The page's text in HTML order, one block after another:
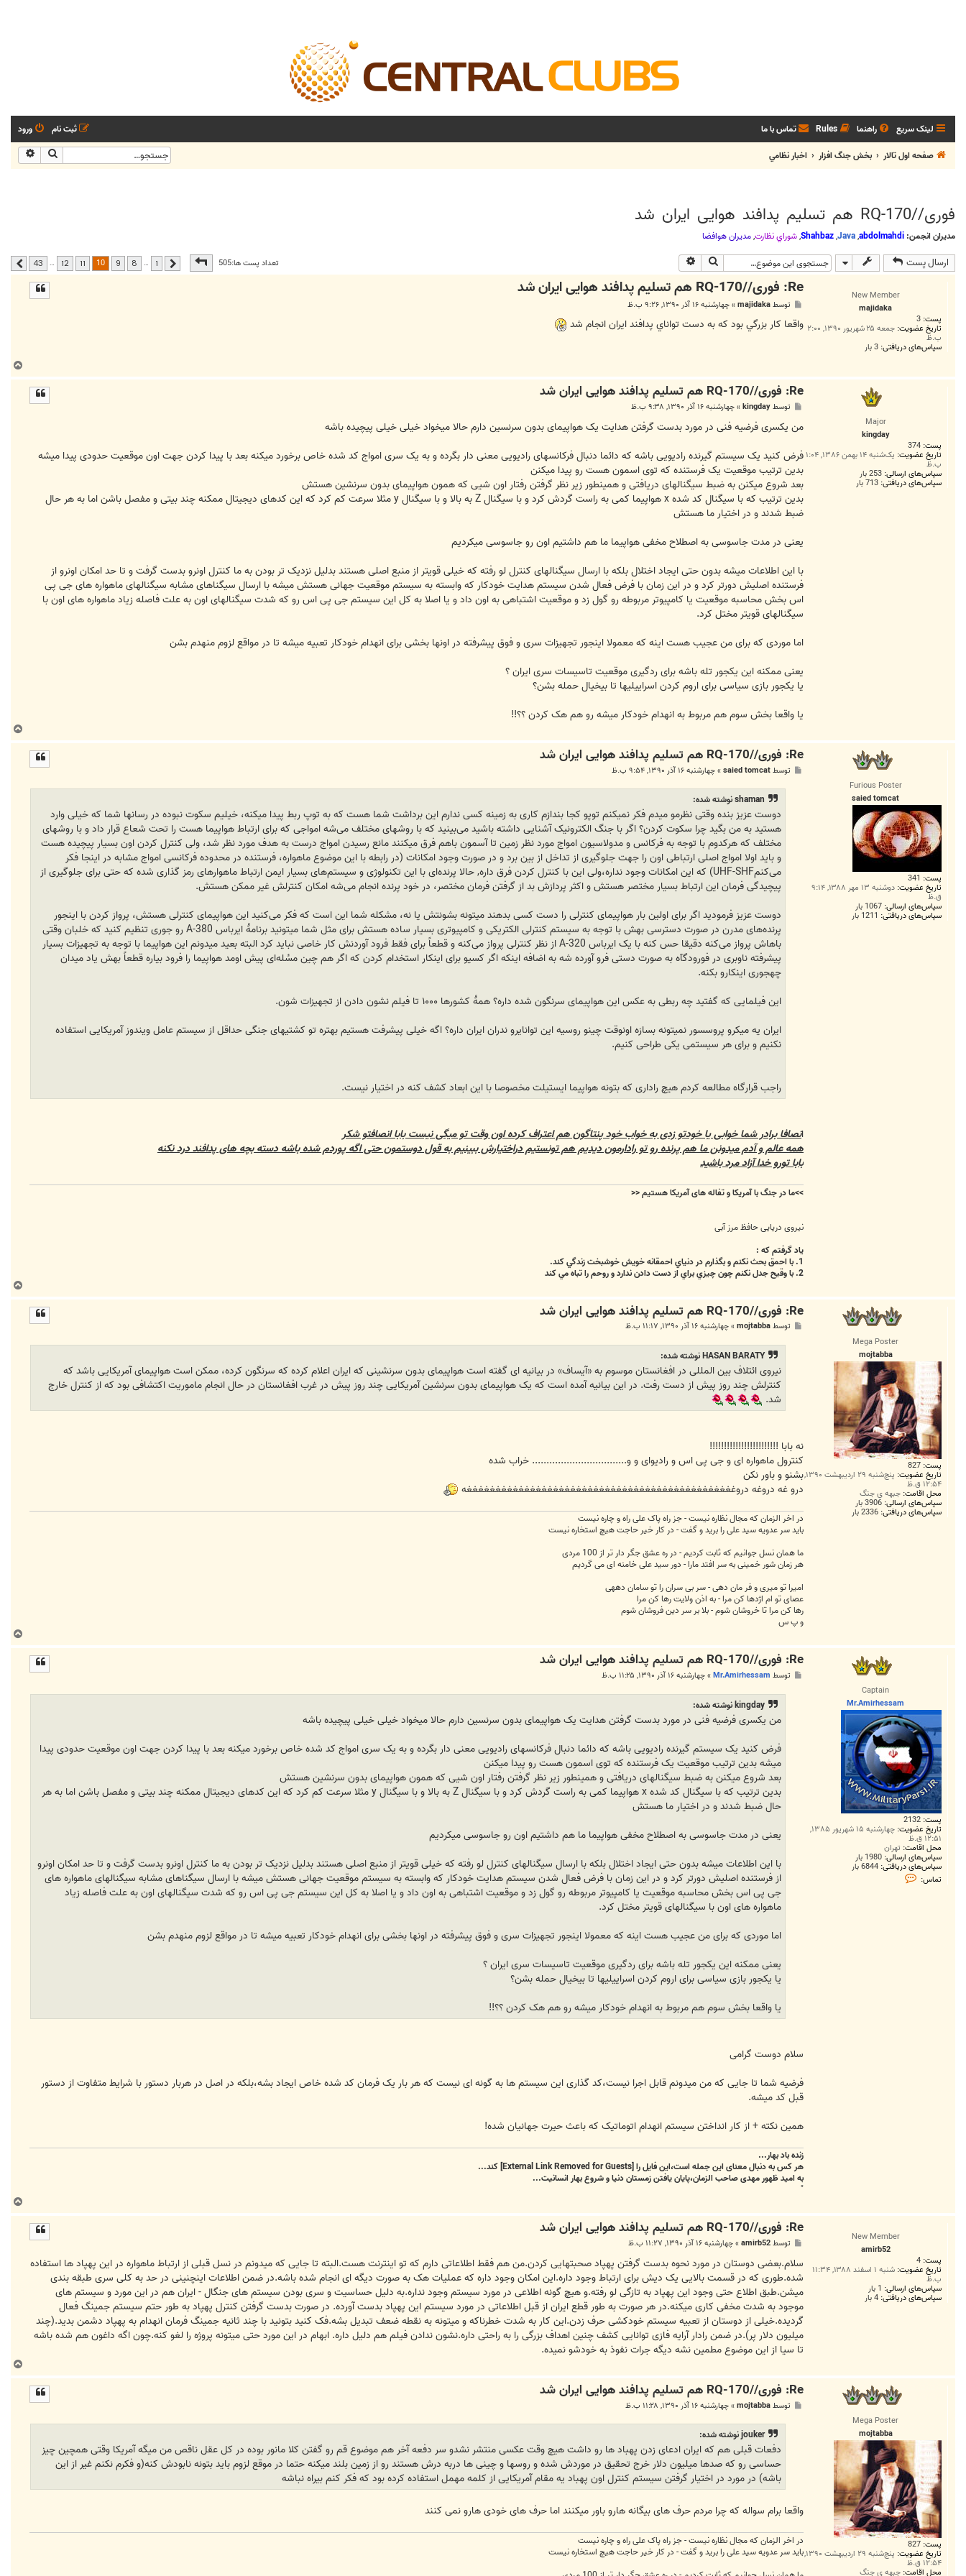
لینک سریع راهنما Rules تماس با ما ورود
ثبت نام
صفحه اول تالار
بخش جنگ افزار اخبار نظامي جستجو
فوری//RQ-170 هم تسلیم پدافند هوایی ایران شد
مدیران انجمن: abdolmahdi
,
Java
,
Shahbaz
,شوراي نظارت,مديران هوافضا
ارسال پست جستجو تعداد پست ها:505صفحه10 از43 قبلی 1
…
8
9
10
11
12
…
43 بعدی
New Member
majidaka
پست: 3
تاریخ عضویت: جمعه ۲۵ شهریور ۱۳۹۰, ۲:۰۰
ب.ظ
سپاس‌های دریافتی: 3 بار
Re: فوری//RQ-170 هم تسلیم پدافند هوایی ایران شد
ت
توسطmajidaka
»چهارشنبه ۱۶ آذر ۱۳۹۰, ۹:۲۶ ب.ظ
واقعا كار بزرگي بود كه به دست تواناي پدافند ايران انجام شد
ا
Major
kingday
پست: 374
تاریخ عضویت: یک‌شنبه ۱۴ بهمن ۱۳۸۶, ۱:۰۴
ب.ظ
سپاس‌های ارسالی: 253 بار
سپاس‌های دریافتی: 713 بار
Re: فوری//RQ-170 هم تسلیم پدافند هوایی ایران شد
ت
توسطkingday
»چهارشنبه ۱۶ آذر ۱۳۹۰, ۹:۳۸ ب.ظ
من یکسری فرضیه فنی در مورد بدست گرفتن هدایت یک هواپیمای بدون سرنسین دارم حالا میخواد خیلی خیلی پیچیده باشه
فرض کنید یک سیستم گیرنده رادیویی باشه که دائما دنبال فرکانسهای رادیویی معنی دار بگرده و به یک سری امواج کد شده خاص برخورد میکنه بعد با پیدا کردن جهت اون موقعیت حدودی پیدا میشه
بدین ترتیب موقعیت یک فرستنده که توی اسمون هست رو پیدا میکنن
بعد شروع میکنن به ضبط سیگنالهای دریافتی و همینطور زیر نظر گرفتن رفتار اون شیی که همون هواپیمای بدون سرنشین هستش
بدین ترتیب که با سیگنال کد شده x هواپیما کمی به راست گردش کرد و با سیگنال Z به بالا و با سیگنال y مثلا سرعت کم کرد که این کدهای دیجیتال ممکنه چند بیتی و مفصل باشن اما به هر حال
ضبط شدند و در اختیار ما هستش
یعنی در مدت جاسوسی به اصطلاح مخفی هواپیما ما هم داشتیم اون رو جاسوسی میکردیم
با این اطلاعات میشه بدون حتی ایجاد اختلال بلکه با ارسال سیگنالهای کنترل لو رفته که خیلی قویتر از منبع اصلی هستند بدلیل نزدیک تر بودن به ما کنترل اونرو بدست گرفت و تا حد امکان اونرو از
فرستنده اصلیش دورتر کرد و در این زمان با فرض فعال شدن سیستم هدایت خودکار که وابسته به سیستم موقعیت جهانی هستش میشه با ارسال سیگناهای مشابه سیگنالهای ماهواره های جی پی
اس بخش محاسبه موقعیت یا کامپیوتر مربوطه رو گول زد و موقعیت اشتباهی به اون داد و یا اصلا به کل این سیستم جی پی اس رو که شدت سیگنالهای اون به علت فاصله زیاد ماهواره های اون با
سیگنالهای قویتر مختل کرد.
اما موردی که برای من عجیب هست اینه که معمولا اینجور تجهیزات سری و فوق پیشرفته در اونها بخشی برای انهدام خودکار تعبیه میشه تا در مواقع لزوم منهدم بشن
یعنی ممکنه این یکجور تله باشه برای ردگیری موقعیت تاسیسات سری ایران ؟
یا یکجور بازی سیاسی برای اروم کردن اسراییلیها تا بیخیال حمله بشن؟
یا واقعا بخش سوم هم مربوط به انهدام خودکار میشه رو هم هک کردن ؟؟!!
ا
Furious Poster
saied tomcat
پست: 341
تاریخ عضویت: دوشنبه ۱۳ مهر ۱۳۸۸, ۹:۱۴
ق.ظ
سپاس‌های ارسالی: 1067 بار
سپاس‌های دریافتی: 1211 بار
Re: فوری//RQ-170 هم تسلیم پدافند هوایی ایران شد
توسطsaied tomcat
»چهارشنبه ۱۶ آذر ۱۳۹۰, ۹:۵۴ ب.ظ
shaman نوشته شده:
دوست عزیز بنده وقتی‌ نظرمو میدم فکر نمیکنم توپو کجا بندازم کاری به زمینه کسی‌ ندارم این برداشت شما هست که به توپ ربط پیدا میکنه، خیلیم سکوت نبوده در رسانها شما که خیلی‌ وارد
هستید به من بگید چرا سکوت کردن؟ اگر با جنگ الکترونیک آشنایی داشته باشید می‌بینید که با روشهای مختلف می‌شه امواجی که برای ارتباط هواپیما هست را تحت شعاع قرار داد و با روشهای
مختلف که هرکدوم با توجه به فرکانس و مدولاسیون امواج مورد نظر زمین تا آسمون باهم فرق میکنند مانع رسیدن امواج درست به هدف مورد نظر شد، ولی‌ کنترل کردن اون بسیار پیچیده هست
و باید اولا امواج اصلی‌ ارتباطی اون را جهت جلوگیری از تداخل از بین برد و در صورت وجود امکانات (در رابطه با این موضوع ماهواره، فرستنده در محدوده فرکانسی امواج مشابه در اینجا فکر
می‌کنمUHF-SHF) که این امکانات وجود نداره،ولی‌ این با کنترل کردن فرق داره, حالا پرنده‌ای با این تکنولوژی و سیستم‌های بسیار ایمن ارتباط ماهوارهای رمز گذاری شده که حتی برای جلوگیری از
پیچیدگی‌ فرمان این ارتباط بسیار مختصر هستش و اکثر پردازش بد از گرفتن فرمان مختصر، در خود پرنده انجام می‌شه امکان کنترلش غیر ممکن هستش.
دوست عزیز فرمودید اگر برای اولین بار هواپیمای کنترلی را دست کسی‌ بدهند میتونه بشونتش یا نه، مشکله شما این است که فکر می‌کنید این هواپیمای کنترلی هستش، پرواز کردن با اینجور
پرنده‌های مدرن در صورت دسترسی‌ بهش با توجه به سیستم کنترلی الکتریکی و کامپیوتری بسیار ساده هستش برای مثل شما میتونید برنامهٔ ایرباس A-380 رو جوری تنظیم کنید که خلبان وقتی‌
باهاش پرواز می‌کنه دقیقا حس کنه با یک ایرباس A-320 از نظر کنترلی پرواز می‌کنه و قطعاً برای فقط فرود آوردنش کار خاصی‌ نباید کرد البته بعید میدونم این هواپیما با توجه به تجهیزات بسیار
پیشرفته ناوبری در فورودگآه به صورت دستی‌ فرو آورده شه به اضافه اینکه اگر کسیو برای اینکار استخدام کردن که اگر هم چین مسٔله‌ای پیش اومد هواپیما را فرود بیاره قطعاً بهش یاد میدان
چهجوری اینکارو بکنه.
این فیلمایی که گفتید چه ربطی‌ به عکس این هواپیمای سرنگون شده داره؟ همهٔ کشور‌ها ۱۰۰۰ تا فیلم نشون دادن از تجهیزات شون.
ایران یه میکرو پروسسور نمیتونه بسازه اونوقت چینو روسیه این توانایرو ندران ایران داره؟ اگه خیلی‌ پیشرفت هستیم بهتره تو کشتیهای جنگی حداقل از سیستم عامل ویندوز آمریکایی‌ استفاده
نکنیم و برای هر سیستمی‌ یکی‌ طراحی کنیم.
راجب قرارگاه مطالعه کردم هیچ راداری که بتونه هواپیما ایستیلت مخصوصا با این ابعاد کشف کنه در اختیار نیست.
انصافا برادر شما خوابی یا خودتو زدی به خواب خود پنتاگون هم اعتراف کرده اون وقت تو میگی نیست بابا انصافتو شکر
همه عالم و آدم میدونن ما هم پرنده رو تو رادارمون دیدیم هم تونستیم دراختیارش ببینیم به قول دوستمون حتی اگه پوردم شده باشه دسته بچه های پدافند درد نکنه
بابا تورو خدا آزاد مرد باشید
>>ما در جنگ با آمریکا و تفاله های آمریکا هستیم<<
نیروی دریایی حافظ مرز آبی
ياد گرفتم که :
1. با احمق بحث نکنم و بگذارم در دنياي احمقانه خويش خوشبخت زندگي کند.
2. با وقيح جدل نکنم چون چيزي براي از دست دادن ندارد و روحم را تباه مي کند
ا
Mega Poster
mojtabba
پست: 827
تاریخ عضویت: پنج‌شنبه ۲۹ اردیبهشت ۱۳۹۰,
۱۲:۵۴ ق.ظ
محل اقامت: جبهه ی جنگ
سپاس‌های ارسالی: 3906 بار
سپاس‌های دریافتی: 2336 بار
Re: فوری//RQ-170 هم تسلیم پدافند هوایی ایران شد
توسطmojtabba
»چهارشنبه ۱۶ آذر ۱۳۹۰, ۱۱:۱۷ ب.ظ
HASAN BARATY نوشته شده:
نیروی ائتلاف بین المللی در افغانستان موسوم به «آیساف» در بیانیه ای گفته است هواپیمای بدون سرنشینی که ایران اعلام کرده که سرنگون کرده، ممکن است هواپیمای آمریکایی باشد که
کنترلش چند روز پیش از دست رفت. در این بیانیه آمده است که یک هواپیمای بدون سرنشین آمریکایی چند روز پیش در غرب افغانستان در حال انجام ماموریت اکتشافی بود که از کنترل خارج
شد.
نه بابا !!!!!!!!!!!!!!!!!!!!!!!!
کنترول ماهواره ای و جی پی اس و رادیوای و و................................. خراب شده
بشنو و باور نکن
درو غه دروغه دروغغغغغغغغغغغغغغغغغغغغغغغغغغغغغغغغغغغغغغغغغغغغغغغه
در اخر الزمان که مجال نظاره نیست - جز راه پاک علی راه و چاره نیست
باید سر عدویه سید علی را برید و گفت - در کار خیر حاجت هیچ استخاره نیست
ما همان نسل جوانیم که ثابت کردیم - در ره عشق جگر دار تر از 100 مردی
هر زمان شور خمینی به سر افتد مارا - دور سید علی خامنه ای می گردیم
امیرا تو میری و فر مان دهی - سر بی سران را تو سامان دههی
عصای تو ام اژدها کن مرا - به اذن ولایت رها کن مرا
رها کن مرا تا خروشان شوم - بلا بر سر دین فروشان شوم
و پ س
ا
Captain
Mr.Amirhessam
پست: 2132
تاریخ عضویت: چهارشنبه ۱۵ شهریور ۱۳۸۵,
۱۲:۵۱ ق.ظ
محل اقامت: تهران
سپاس‌های ارسالی: 1980 بار
سپاس‌های دریافتی: 6844 بار
تماس:
Re: فوری//RQ-170 هم تسلیم پدافند هوایی ایران شد
توسط Mr.Amirhessam
»چهارشنبه ۱۶ آذر ۱۳۹۰, ۱۱:۲۵ ب.ظ
kingday نوشته شده:
من یکسری فرضیه فنی در مورد بدست گرفتن هدایت یک هواپیمای بدون سرنسین دارم حالا میخواد خیلی خیلی پیچیده باشه
فرض کنید یک سیستم گیرنده رادیویی باشه که دائما دنبال فرکانسهای رادیویی معنی دار بگرده و به یک سری امواج کد شده خاص برخورد میکنه بعد با پیدا کردن جهت اون موقعیت حدودی پیدا
میشه بدین ترتیب موقعیت یک فرستنده که توی اسمون هست رو پیدا میکنن
بعد شروع میکنن به ضبط سیگنالهای دریافتی و همینطور زیر نظر گرفتن رفتار اون شیی که همون هواپیمای بدون سرنشین هستش
بدین ترتیب که با سیگنال کد شده x هواپیما کمی به راست گردش کرد و با سیگنال Z به بالا و با سیگنال y مثلا سرعت کم کرد که این کدهای دیجیتال ممکنه چند بیتی و مفصل باشن اما به هر
حال ضبط شدند و در اختیار ما هستش
یعنی در مدت جاسوسی به اصطلاح مخفی هواپیما ما هم داشتیم اون رو جاسوسی میکردیم
با این اطلاعات میشه بدون حتی ایجاد اختلال بلکه با ارسال سیگنالهای کنترل لو رفته که خیلی قویتر از منبع اصلی هستند بدلیل نزدیک تر بودن به ما کنترل اونرو بدست گرفت و تا حد امکان اونرو
از فرستنده اصلیش دورتر کرد و در این زمان با فرض فعال شدن سیستم هدایت خودکار که وابسته به سیستم موقعیت جهانی هستش میشه با ارسال سیگناهای مشابه سیگنالهای ماهواره های
جی پی اس بخش محاسبه موقعیت یا کامپیوتر مربوطه رو گول زد و موقعیت اشتباهی به اون داد و یا اصلا به کل این سیستم جی پی اس رو که شدت سیگنالهای اون به علت فاصله زیاد
ماهواره های اون با سیگنالهای قویتر مختل کرد.
اما موردی که برای من عجیب هست اینه که معمولا اینجور تجهیزات سری و فوق پیشرفته در اونها بخشی برای انهدام خودکار تعبیه میشه تا در مواقع لزوم منهدم بشن
یعنی ممکنه این یکجور تله باشه برای ردگیری موقعیت تاسیسات سری ایران ؟
یا یکجور بازی سیاسی برای اروم کردن اسراییلیها تا بیخیال حمله بشن؟
یا واقعا بخش سوم هم مربوط به انهدام خودکار میشه رو هم هک کردن ؟؟!!
سلام دوست گرامی
فرضیه شما تا جایی که من میدونم قابل اجرا نیست،کد گذاری این سیستم ها به گونه ای نیست که هر بار یک فرمان کد شده خاص ایجاد بشه،بلکه در اصل در هربار دستور با شرایط متفاوت از دستور
قبل کد میشه.
همین نکته + از کار انداختن سیستم انهدام اتوماتیک که باعث حیرت جهانیان شده!
زنده باد بهار...
هر کس به دنبال معنای این جمله است،این فایل را [External Link Removed for Guests]
کند...
به امید ظهور مهدی صاحب الزمان،پایان یافتن زمستان دنیا و شروع بهار انسانیت...
"
ا
New Member
amirb52
پست: 4
تاریخ عضویت: شنبه ۱ اسفند ۱۳۸۸, ۱۱:۳۴
ب.ظ
سپاس‌های ارسالی: 1 بار
سپاس‌های دریافتی: 4 بار
Re: فوری//RQ-170 هم تسلیم پدافند هوایی ایران شد
ت
توسطamirb52
»چهارشنبه ۱۶ آذر ۱۳۹۰, ۱۱:۲۷ ب.ظ
سلام.بعضی دوستان در مورد نحوه بدست گرفتن پهپاد صحبتهایی کردن.من هم فقط اطلاعاتی دارم که تو اینترنت هست.البته تا جایی که میدونم در نسل قبلی از ارتباط ماهواره در این پهپاد ها استفاده
شده.طوری که در قسمت بالایی یک دیش برای ارتباط وجود داره.این امکان وجود داره که عملیات هک به صورت دیگه ای انجام شده باشه.در ضمن اطلاعات اینچنینی در حد به کلی سری طبقه بندی
میشن.طبق اطلاع حتی وجود این پهپاد به تازگی لو رفته.و هیچ گونه اطلاعی در مورد سیستم وجود نداره.به دلیل حساسیت و سری بودن سیستم های جنگال - ایران هم در این مورد و سیستم های
موجود به شدت مخفی کاری میکنه.در هر صورت به طور قطع ایران از قبل اطلاعاتی در مورد سیستم این پهپاد بدست آورده. در صورت بدست گرفتن کنترل پهپاد به طور حتم سیستم جمینگ فعال
گردیده.خیلی از دوستان از تعبیه سیستم خودکشی حرف زدن.این کار به شدت خطرناکه و میتونه به نقطه ضعف تبدیل بشه.فک کنید بتونید با چند ثانیه جمینگ فرمان انهدام به پهپاد دشمن بدید.(چند
میلیون دلار پر).در ضمن رادار آرایه فازی توانایی کشف چنین اهداف بزرگی را به راحتی داره.نشون ندادن فیلم هم دلیل داره. ابهام در این مورد حتی میتونه پروژه را لغو کنه.چون اگه داغون هم شده باشه
تا سیا از این موضوع مطمین نشه دیگه جرات نفوذ به خودشو نمیده.
ا
Mega Poster
mojtabba
پست: 827
تاریخ عضویت: پنج‌شنبه ۲۹ اردیبهشت ۱۳۹۰,
۱۲:۵۴ ق.ظ
محل اقامت: جبهه ی جنگ
Re: فوری//RQ-170 هم تسلیم پدافند هوایی ایران شد
توسطmojtabba
»چهارشنبه ۱۶ آذر ۱۳۹۰, ۱۱:۲۸ ب.ظ
jouker نوشته شده:
دفعات قبلی هم که ایران ادعای زدن پهباد ها رو داشت هیچ وقت عکسی منتشر نشدو سر دفعه آخر هم موضوع قم رو گفتن کلا مانور بوده در کل عقل ناقص من میگه آمریکا وقتی همچین چیز
حساسی رو که صدها میلیون دلار خرج تحقیق در موردش شده و روسها و چینی ها دربه درش هستند رو از زمین بلند میکنه حتما در موقع لزوم باید بتونه نابودش کنه(و فکرم نکنم غیر از این
باشه) در مورد در اختیار گرفتن سیستم کنترل اون پهباد یه مقام آمریکایی از کلمه مهمل استفاده کرده بود که فکر کنم بیراه نباشه
واقعا برام سواله که چرا مردم حرف های بیگانه هارو باور میکنند اما حرف های خودی هارو نمی کنند
در اخر الزمان که مجال نظاره نیست - جز راه پاک علی راه و چاره نیست
باید سر عدویه سید علی را برید و گفت - در کار خیر حاجت هیچ استخاره نیست